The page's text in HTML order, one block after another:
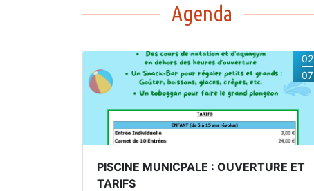
Agenda
02
07
PISCINE MUNICPALE : OUVERTURE ET
TARIFS